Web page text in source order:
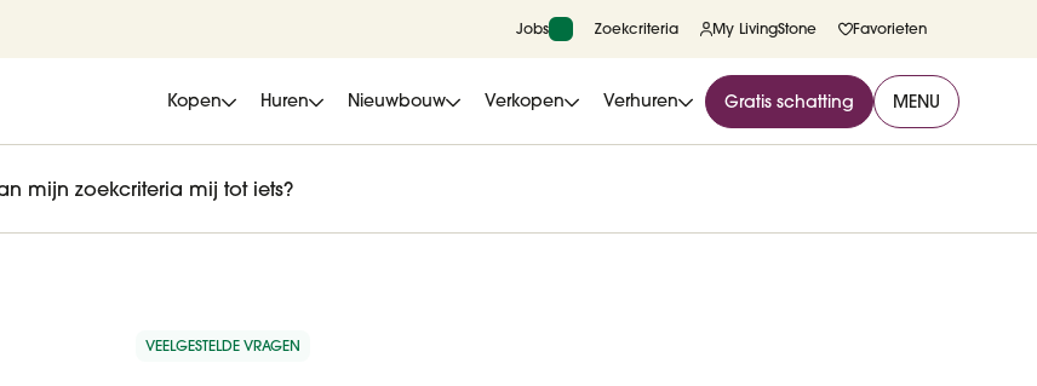
Jobs Zoekcriteria My LivingStone Favorieten
Kopen Huren Nieuwbouw Verkopen Verhuren Gratis schatting MENU
mijn zoekcriteria mij tot iets?
VEELGESTELDE VRAGEN